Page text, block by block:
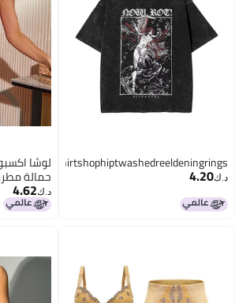
د.ك‏4.20
لوشا
حمالة
الألوان
Xyh0348
د.ك‏4.62